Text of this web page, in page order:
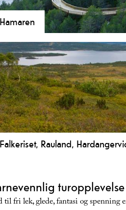
Hamaren
Velkomen til Hamaren! Her er det
mogleg vil trivast i dette flotte
Falkeriset, Rauland,
turopplevelse
fri lek, glede, fantasi og spenning